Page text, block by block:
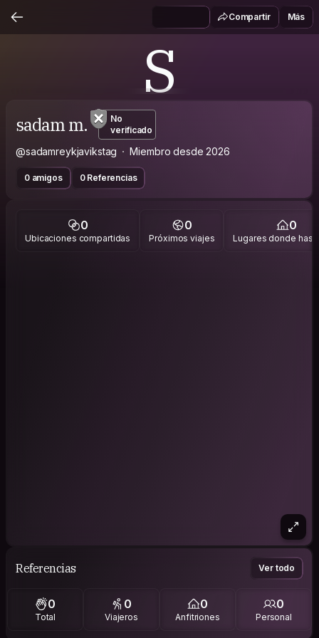
Compartir Más
S
sadam m.
No
verificado
@sadamreykjavikstag Miembro desde 2026
0 amigos 0 Referencias
0
Ubicaciones compartidas
0
Próximos viajes
0
Lugares donde has
Referencias Ver todo
0
Total
0
Viajeros
0
Anfitriones
0
Personal